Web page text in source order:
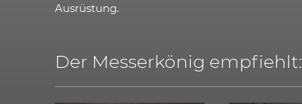
Ausrüstung.
Der Messerkönig empfiehlt: